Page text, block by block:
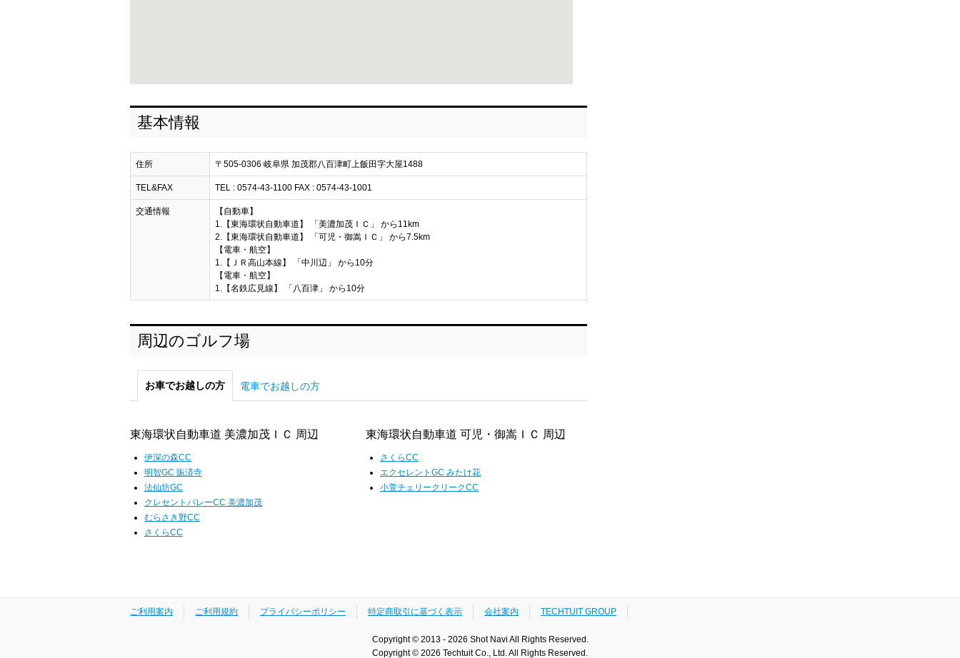
基本情報
住所 〒505-0306 岐阜県 加茂郡八百津町上飯田字大屋1488
TEL&FAX TEL : 0574-43-1100 FAX : 0574-43-1001
交通情報
【自動車】
1.【東海環状自動車道】 「美濃加茂ＩＣ」 から11km
2.【東海環状自動車道】 「可児・御嵩ＩＣ」 から7.5km
【電車・航空】
1.【ＪＲ高山本線】 「中川辺」 から10分
【電車・航空】
1.【名鉄広見線】 「八百津」 から10分
周辺のゴルフ場
お車でお越しの方 電車でお越しの方
東海環状自動車道 美濃加茂ＩＣ 周辺
伊深の森CC
明智GC 賑済寺
法仙坊GC
クレセントバレーCC 美濃加茂
むらさき野CC
さくらCC
東海環状自動車道 可児・御嵩ＩＣ 周辺
さくらCC
エクセレントGC みたけ花
小萱チェリークリークCC
ご利用案内 ご利用規約 プライバシーポリシー 特定商取引に基づく表示 会社案内 TECHTUIT GROUP
Copyright © 2013 - 2026 Shot Navi All Rights Reserved.
Copyright © 2026 Techtuit Co., Ltd. All Rights Reserved.